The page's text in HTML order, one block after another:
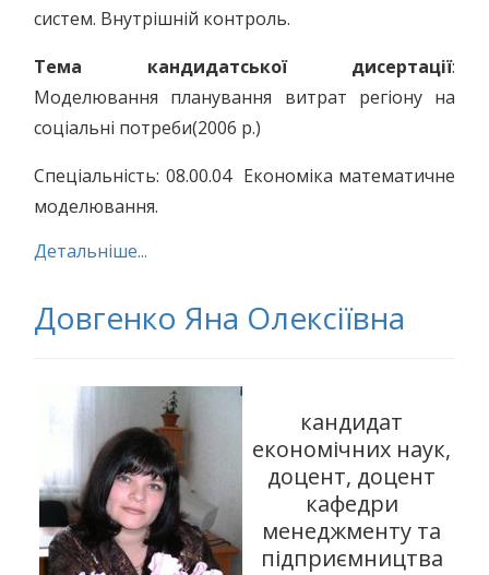
систем. Внутрішній контроль.
Тема кандидатської дисертації:
Моделювання планування витрат регіону на
соціальні потреби(2006 р.)
Спеціальність: 08.00.04 Економіка математичне
моделювання.
Детальніше...
Довгенко Яна Олексіївна
кандидат
економічних наук,
доцент, доцент
кафедри
менеджменту та
підприємництва